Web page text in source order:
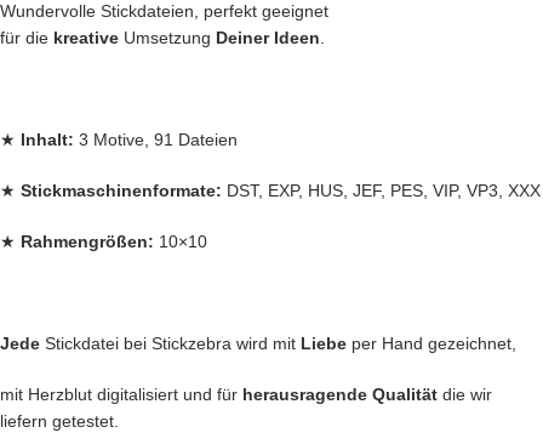
Wundervolle Stickdateien, perfekt geeignet
für die kreative Umsetzung Deiner Ideen.
★ Inhalt: 3 Motive, 91 Dateien
★ Stickmaschinenformate: DST, EXP, HUS, JEF, PES, VIP, VP3, XXX
★ Rahmengrößen: 10×10
Jede Stickdatei bei Stickzebra wird mit Liebe per Hand gezeichnet,
mit Herzblut digitalisiert und für herausragende Qualität die wir
liefern getestet.